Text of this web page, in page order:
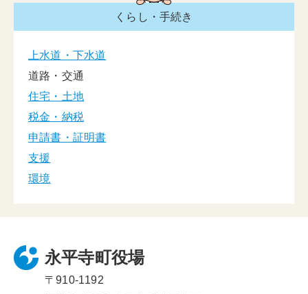
くらし・手続き
上水道・下水道
道路・交通
住宅・土地
税金・納税
申請書・証明書
支援
環境
永平寺町役場
〒910-1192